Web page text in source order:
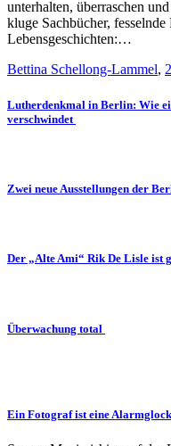
unterhalten, überraschen
kluge Sachbücher,
Lebensgeschichten:…
Bettina Schellong-Lammel,
Lutherdenkmal in Berlin: Wie
verschwindet
Zwei neue Ausstellungen der
Der „Alte Ami“ Rik De Lisle ist
Überwachung total
Ein Fotograf ist eine